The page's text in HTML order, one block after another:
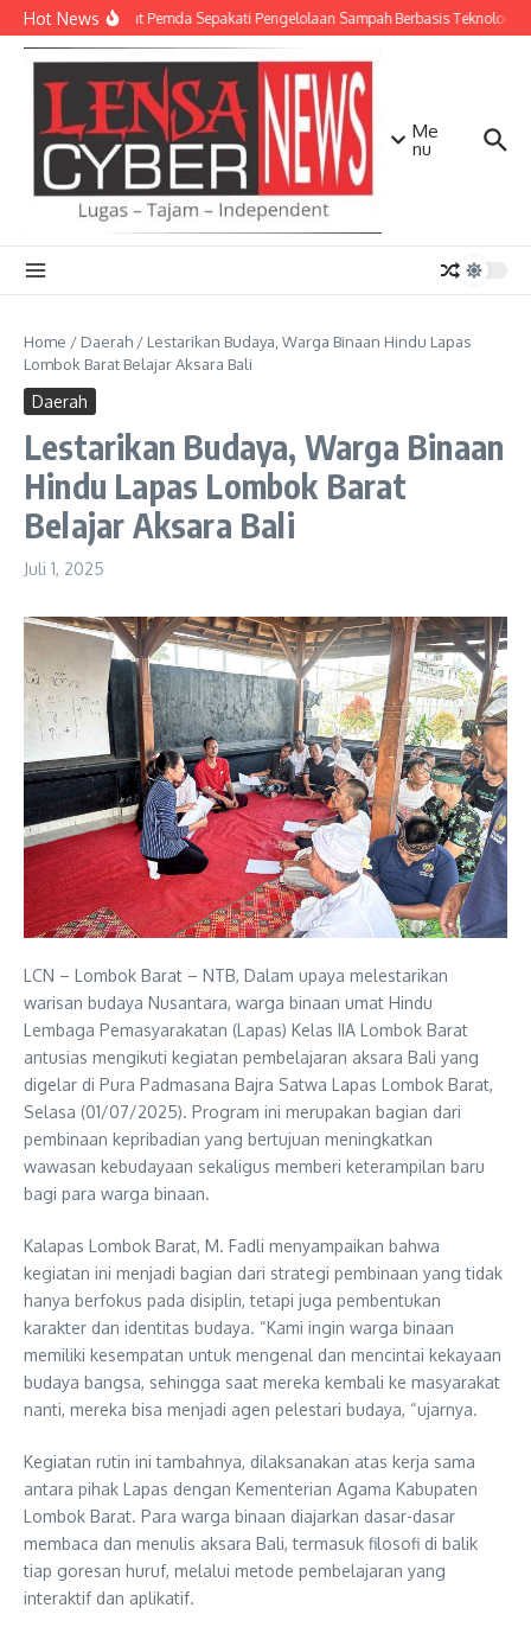
Lewati ke konten
Hot News
TNI AD dan Empat Pemda Sepakati Pengelolaan Sampah Berbasis Teknologi
Me
nu
Home / Daerah / Lestarikan Budaya, Warga Binaan Hindu Lapas
Lombok Barat Belajar Aksara Bali
Daerah
Lestarikan Budaya, Warga Binaan
Hindu Lapas Lombok Barat
Belajar Aksara Bali
Juli 1, 2025
LCN – Lombok Barat – NTB, Dalam upaya melestarikan
warisan budaya Nusantara, warga binaan umat Hindu
Lembaga Pemasyarakatan (Lapas) Kelas IIA Lombok Barat
antusias mengikuti kegiatan pembelajaran aksara Bali yang
digelar di Pura Padmasana Bajra Satwa Lapas Lombok Barat,
Selasa (01/07/2025). Program ini merupakan bagian dari
pembinaan kepribadian yang bertujuan meningkatkan
wawasan kebudayaan sekaligus memberi keterampilan baru
bagi para warga binaan.
Kalapas Lombok Barat, M. Fadli menyampaikan bahwa
kegiatan ini menjadi bagian dari strategi pembinaan yang tidak
hanya berfokus pada disiplin, tetapi juga pembentukan
karakter dan identitas budaya. “Kami ingin warga binaan
memiliki kesempatan untuk mengenal dan mencintai kekayaan
budaya bangsa, sehingga saat mereka kembali ke masyarakat
nanti, mereka bisa menjadi agen pelestari budaya, “ujarnya.
Kegiatan rutin ini tambahnya, dilaksanakan atas kerja sama
antara pihak Lapas dengan Kementerian Agama Kabupaten
Lombok Barat. Para warga binaan diajarkan dasar-dasar
membaca dan menulis aksara Bali, termasuk filosofi di balik
tiap goresan huruf, melalui metode pembelajaran yang
interaktif dan aplikatif.